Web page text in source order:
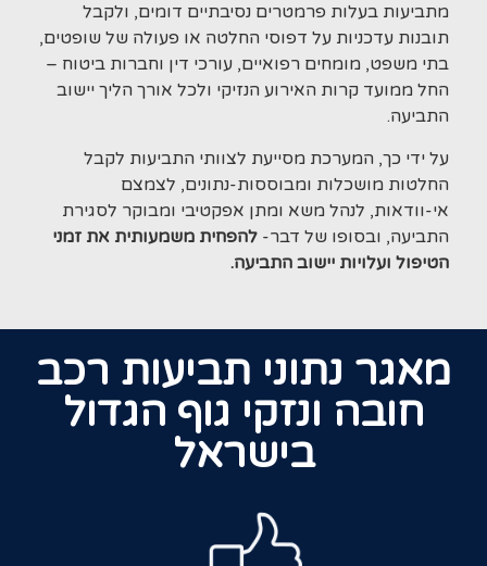
מתביעות בעלות פרמטרים נסיבתיים דומים, ולקבל
תובנות עדכניות על דפוסי החלטה או פעולה של שופטים,
בתי משפט, מומחים רפואיים, עורכי דין וחברות ביטוח –
החל ממועד קרות האירוע הנזיקי ולכל אורך הליך יישוב
התביעה.
על ידי כך, המערכת מסייעת לצוותי התביעות לקבל
החלטות מושכלות ומבוססות-נתונים, לצמצם
אי-וודאות, לנהל משא ומתן אפקטיבי ומבוקר לסגירת
התביעה, ובסופו של דבר- להפחית משמעותית את זמני
הטיפול ועלויות יישוב התביעה.
מאגר נתוני תביעות רכב
חובה ונזקי גוף הגדול
בישראל